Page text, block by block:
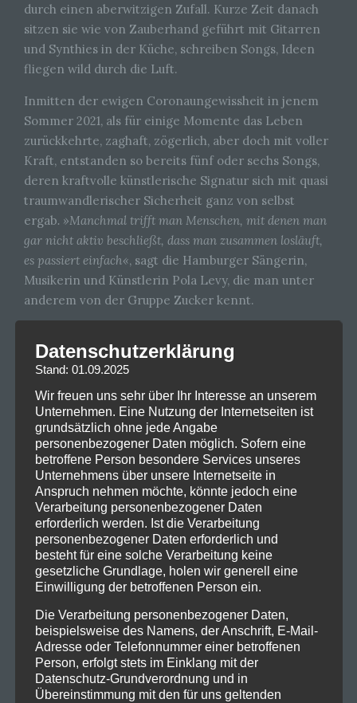
durch einen aberwitzigen Zufall. Kurze Zeit danach
sitzen sie wie von Zauberhand geführt mit Gitarren
und Synthies in der Küche, schreiben Songs, Ideen
fliegen wild durch die Luft.
Inmitten der ewigen Coronaungewissheit in jenem
Sommer 2021, als für einige Momente das Leben
zurückkehrte, zaghaft, zögerlich, aber doch mit voller
Kraft, entstanden so bereits fünf oder sechs Songs,
deren kraftvolle künstlerische Signatur sich mit quasi
traumwandlerischer Sicherheit ganz von selbst
ergab. »Manchmal trifft man Menschen, mit denen man
gar nicht aktiv beschließt, dass man zusammen losläuft,
es passiert einfach«, sagt die Hamburger Sängerin,
Musikerin und Künstlerin Pola Levy, die man unter
anderem von der Gruppe Zucker kennt.
Maurice Meyer ist für Polas wirkmächtige Stimme a
match made in heaven: Mit Gitarren- und
Synthiemelodien machen Dews immer wieder
gewaltige Räume auf, die stimmlich mit
unwiderstehlicher Melodik und raumgreifender
Opulenz besetzt werden.
Das passt auch ansonsten wunderbar zu diesem
elegischen Pop Noir mit Glamfaktor und einer
Stimme, einer Melodie, die wir nie wieder vergessen
werden. Folk-Sentenzen, erhabene Synthieflächen,
wirkungsvoll gesetzte Gitarren bilden eine Wall of
Sound, die bisweilen an die frühen Garbage, an
stilistisch aber eine ureigene Kategorie begründet.
»Come on, let it go, falling water«
Anderthalb Jahre nach den schicksalhaften ersten
Küchensessions ist aus Dews eine Band geworden,
Datenschutzerklärung
Stand: 01.09.2025
Wir freuen uns sehr über Ihr Interesse an unserem
Unternehmen. Eine Nutzung der Internetseiten ist
grundsätzlich ohne jede Angabe
personenbezogener Daten möglich. Sofern eine
betroffene Person besondere Services unseres
Unternehmens über unsere Internetseite in
Anspruch nehmen möchte, könnte jedoch eine
Verarbeitung personenbezogener Daten
erforderlich werden. Ist die Verarbeitung
personenbezogener Daten erforderlich und
besteht für eine solche Verarbeitung keine
gesetzliche Grundlage, holen wir generell eine
Einwilligung der betroffenen Person ein.
Die Verarbeitung personenbezogener Daten,
beispielsweise des Namens, der Anschrift, E-Mail-
Adresse oder Telefonnummer einer betroffenen
Person, erfolgt stets im Einklang mit der
Datenschutz-Grundverordnung und in
Übereinstimmung mit den für uns geltenden